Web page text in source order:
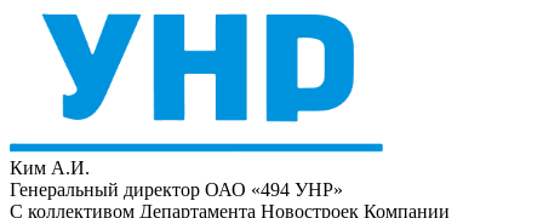
Ким А.И.
Генеральный директор ОАО «494 УНР»
С коллективом Департамента Новостроек Компании